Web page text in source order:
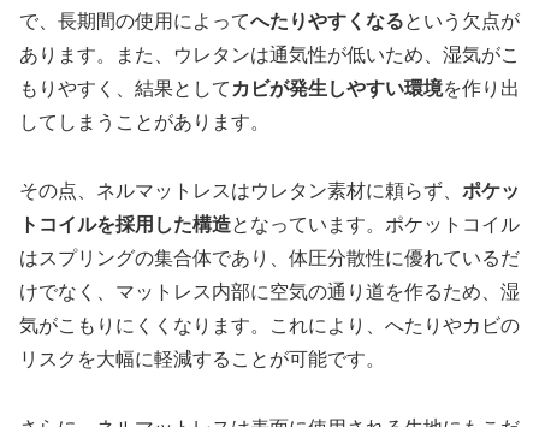
で、長期間の使用によってへたりやすくなるという欠点が
あります。また、ウレタンは通気性が低いため、湿気がこ
もりやすく、結果として カビが発生しやすい環境を作り出
してしまうことがあります。
その点、ネルマットレスはウレタン素材に頼らず、 ポケッ
トコイルを採用した構造となっています。ポケットコイル
はスプリングの集合体であり、体圧分散性に優れているだ
けでなく、マットレス内部に空気の通り道を作るため、湿
気がこもりにくくなります。これにより、へたりやカビの
リスクを大幅に軽減することが可能です。